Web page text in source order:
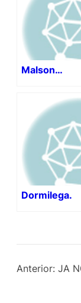
Malson…
Dormilega.
Anterior: JA